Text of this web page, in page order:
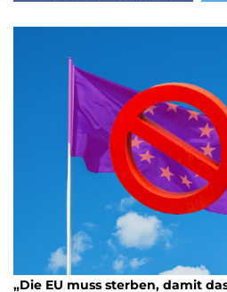
„Die EU muss sterben, damit